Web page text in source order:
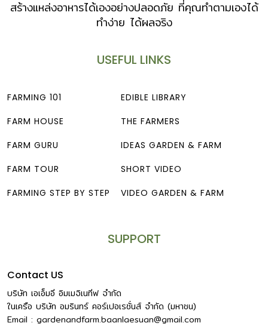
สร้างแหล่งอาหารได้เองอย่างปลอดภัย ที่คุณทำตามเองได้
ทำง่าย ได้ผลจริง
USEFUL LINKS
FARMING 101
FARM HOUSE
FARM GURU
FARM TOUR
FARMING STEP BY STEP
EDIBLE LIBRARY
THE FARMERS
IDEAS GARDEN & FARM
SHORT VIDEO
VIDEO GARDEN & FARM
SUPPORT
Contact US
บริษัท เอเอ็มอี อิมเมจิเนทีฟ จำกัด
ในเครือ บริษัท อมรินทร์ คอร์เปอเรชั่นส์ จำกัด (มหาชน)
Email : gardenandfarm.baanlaesuan@gmail.com